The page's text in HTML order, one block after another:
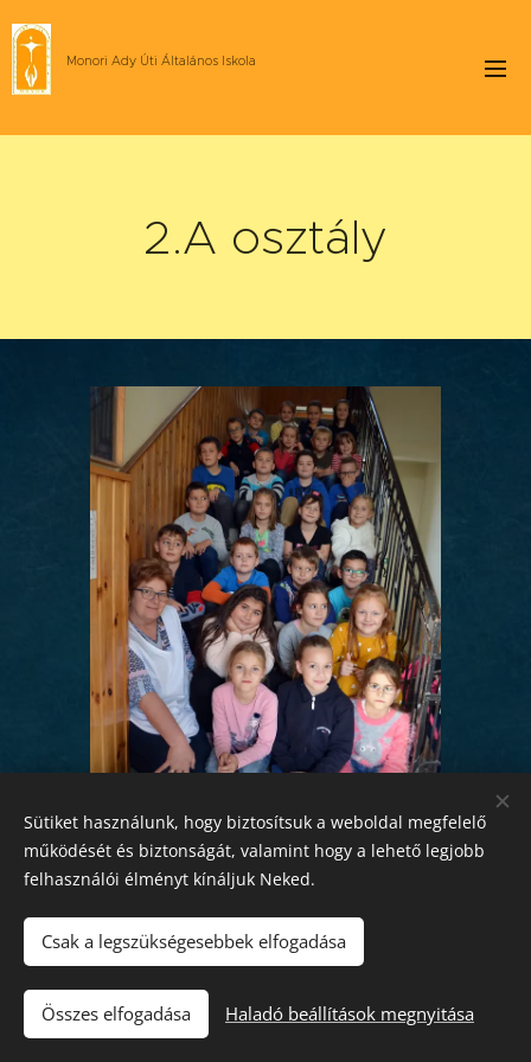
Monori Ady Úti Általános Iskola
2.A osztály
Webnode
Sütiket használunk, hogy biztosítsuk a weboldal megfelelő
működését és biztonságát, valamint hogy a lehető legjobb
felhasználói élményt kínáljuk Neked.
Csak a legszükségesebbek elfogadása
Összes elfogadása Haladó beállítások megnyitása